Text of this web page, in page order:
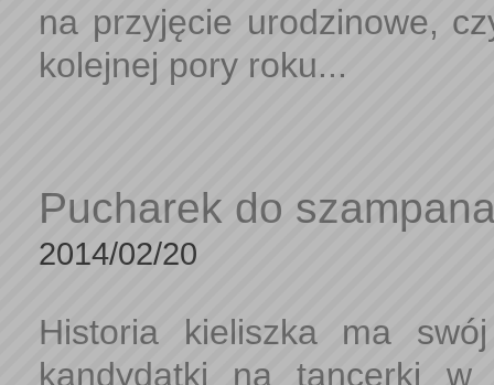
na przyjęcie urodzinowe,
kolejnej pory roku...
Pucharek do
2014/02/20
Historia kieliszka ma
kandydatki na tancerki w